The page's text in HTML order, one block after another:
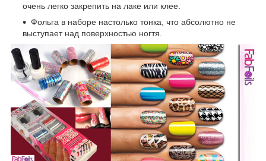
очень легко закрепить на лаке или клее.
Фольга в наборе настолько тонка, что абсолютно не
выступает над поверхностью ногтя.